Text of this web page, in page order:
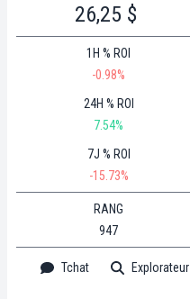
26,25 $
1H % ROI
-0.98%
24H % ROI
7.54%
7J % ROI
-15.73%
RANG
947
Tchat Explorateur